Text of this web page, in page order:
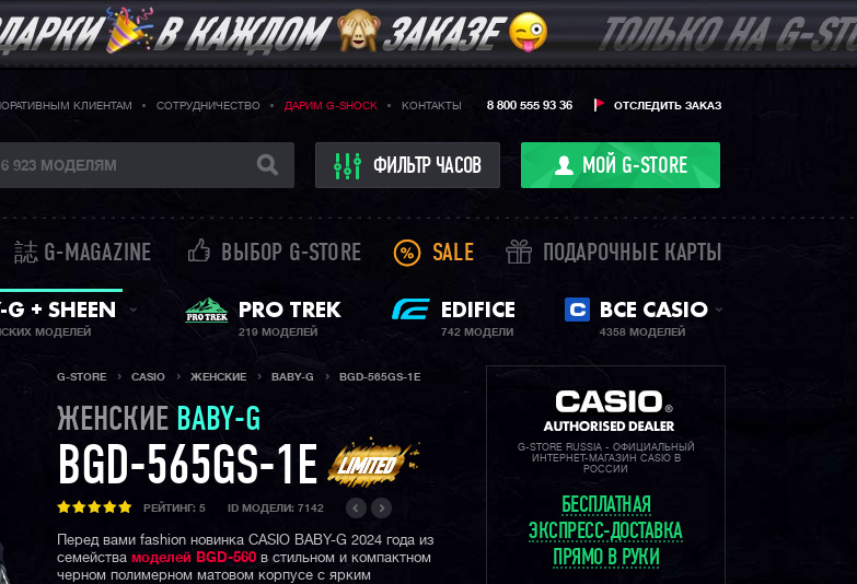
КЛИЕНТАМ СОТРУДНИЧЕСТВО ДАРИМ G-SHOCK КОНТАКТЫ ОТСЛЕДИТЬ ЗАКАЗ
8 800 555 93 36
ФИЛЬТР ЧАСОВ МОЙ G-STORE
誌 G-MAGAZINE ВЫБОР G-STORE SALE ПОДАРОЧНЫЕ КАРТЫ
ЧАСЫ
+ SHEEN
МОДЕЛЕЙ
PRO TREK
219 МОДЕЛЕЙ
EDIFICE
742 МОДЕЛИ
ВСЕ CASIO
4358 МОДЕЛЕЙ
G-STORE CASIO ЖЕНСКИЕ BABY-G BGD-565GS-1E
ЖЕНСКИЕ BABY-G
BGD-565GS-1E
РЕЙТИНГ: 5 ID МОДЕЛИ: 7142
Перед вами fashion новинка CASIO BABY-G 2024 года из
семейства моделей BGD-560 в стильном и компактном
черном полимерном матовом корпусе с ярким
G-STORE RUSSIA - ОФИЦИАЛЬНЫЙ
ИНТЕРНЕТ-МАГАЗИН CASIO В
РОССИИ
БЕСПЛАТНАЯ
ЭКСПРЕСС-ДОСТАВКА
ПРЯМО В РУКИ